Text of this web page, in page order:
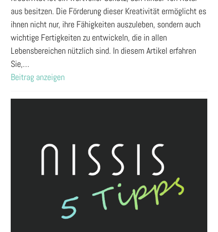
aus besitzen. Die Förderung dieser Kreativität ermöglicht es
ihnen nicht nur, ihre Fähigkeiten auszuleben, sondern auch
wichtige Fertigkeiten zu entwickeln, die in allen
Lebensbereichen nützlich sind. In diesem Artikel erfahren
Sie,…
Beitrag anzeigen